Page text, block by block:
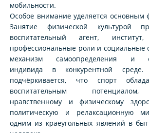
мобильности.
Особое внимание уделяется основным
Занятие физической культурой
воспитательный агент,
профессиональные роли и социальные
механизм самоопределения и
индивида в конкурентной
подчёркивается, что спорт
воспитательным потенциалом,
нравственному и физическому
политическую и релаксационную
одним из краеугольных явлений в